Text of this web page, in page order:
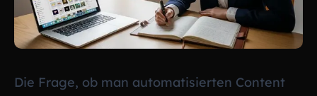
Die Frage, ob man automatisierten Content